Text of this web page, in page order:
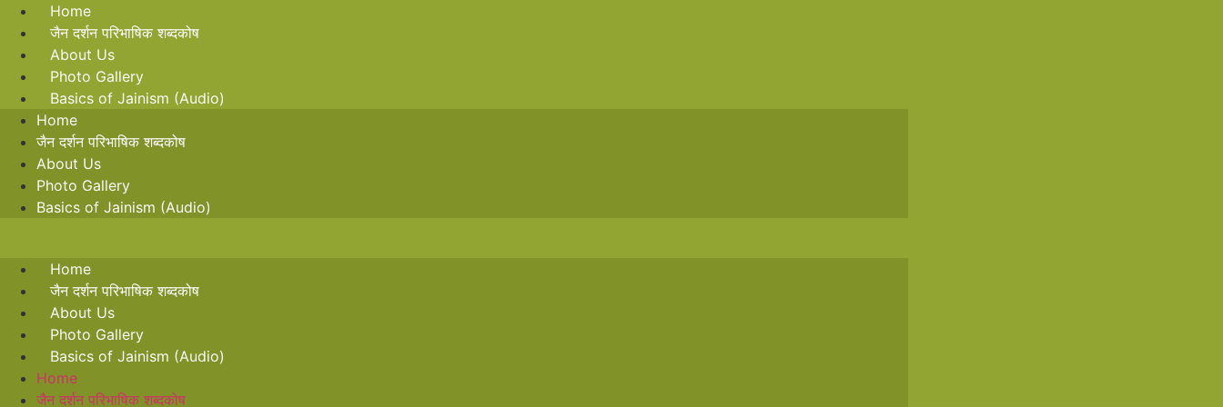
Skip
content
Home
जैन दर्शन परिभाषिक शब्दकोष
About Us
Photo Gallery
Basics of Jainism (Audio)
Home
जैन दर्शन परिभाषिक शब्दकोष
About Us
Photo Gallery
Basics of Jainism (Audio)
Home
जैन दर्शन परिभाषिक शब्दकोष
About Us
Photo Gallery
Basics of Jainism (Audio)
Home
जैन दर्शन परिभाषिक शब्दकोष